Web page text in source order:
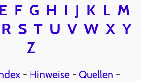
E F G H I J K L M
R S T U V W X Y
Z
- Hinweise- Quellen -